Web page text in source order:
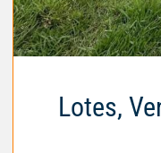
Lotes,